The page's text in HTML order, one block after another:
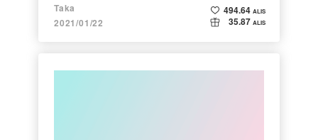
Taka
2021/01/22
494.64 ALIS
35.87 ALIS